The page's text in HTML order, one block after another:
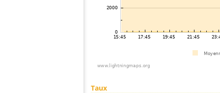
Taux